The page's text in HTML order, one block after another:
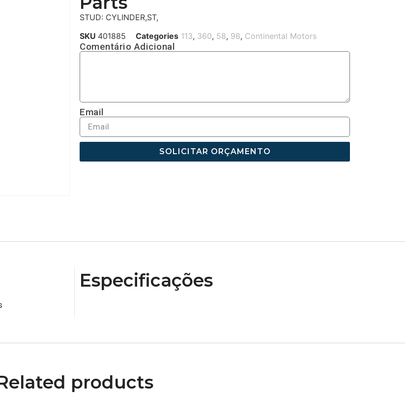
STUD: CYLINDER,ST,
SKU 401885 Categories 113, 360, 58, 98, Continental Motors
Comentário Adicional
Email
SOLICITAR ORÇAMENTO
Especificações
products